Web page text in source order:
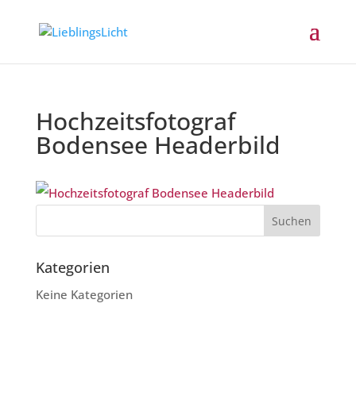
Hochzeitsfotograf
Bodensee Headerbild
Kategorien
Keine Kategorien